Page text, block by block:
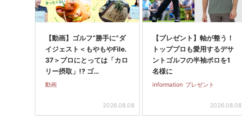
【動画】ゴルフ“勝手に”ダ
イジェスト＜もやもやFile.
37＞プロにとっては「カロ
リー摂取」!? ゴ…
動画
2026.08.08
【プレゼント】軸が整う！
トッププロも愛用するデサ
ントゴルフの半袖ポロを1
名様に
information プレゼント
2026.08.08